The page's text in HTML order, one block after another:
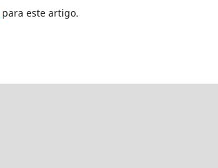
para este artigo.